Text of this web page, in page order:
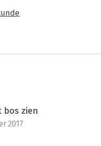
bos zien
2017